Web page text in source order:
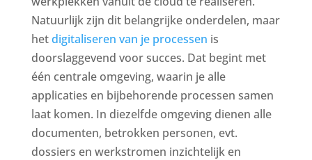
Natuurlijk zijn dit belangrijke onderdelen, maar
hetdigitaliseren van je processen is
doorslaggevend voor succes. Dat begint met
één centrale omgeving, waarin je alle
applicaties en bijbehorende processen samen
laat komen. In diezelfde omgeving dienen alle
documenten, betrokken personen, evt.
dossiers en werkstromen inzichtelijk en